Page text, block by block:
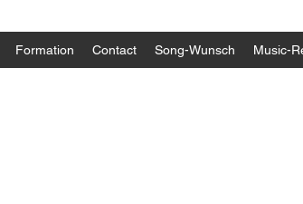
Formation Contact Song-Wunsch Music-